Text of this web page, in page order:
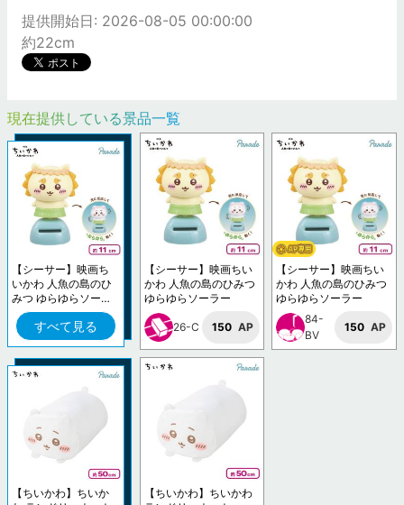
提供開始日: 2026-08-05 00:00:00
約22cm
現在提供している景品一覧
【シーサー】映画ち
いかわ 人魚の島のひ
みつ ゆらゆらソーラ
ー
すべて見る
【シーサー】映画ちい
かわ 人魚の島のひみつ
ゆらゆらソーラー
26-C 150 AP
【シーサー】映画ちい
かわ 人魚の島のひみつ
ゆらゆらソーラー
84-
BV
150 AP
【ちいかわ】ちいか
【ちいかわ】ちいかわ